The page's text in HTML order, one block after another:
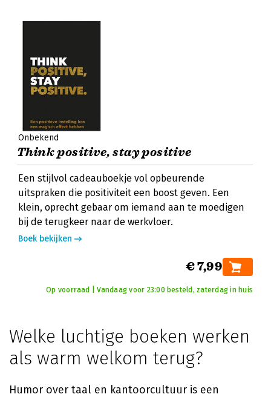
Onbekend
Think positive, stay positive
Een stijlvol cadeauboekje vol opbeurende
uitspraken die positiviteit een boost geven. Een
klein, oprecht gebaar om iemand aan te moedigen
bij de terugkeer naar de werkvloer.
Boek bekijken
€ 7,99
Op voorraad | Vandaag voor 23:00 besteld, zaterdag in huis
Welke luchtige boeken werken
als warm welkom terug?
Humor over taal en kantoorcultuur is een